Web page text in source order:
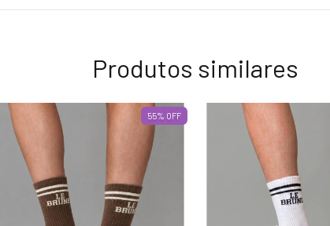
Produtos similares
55% OFF